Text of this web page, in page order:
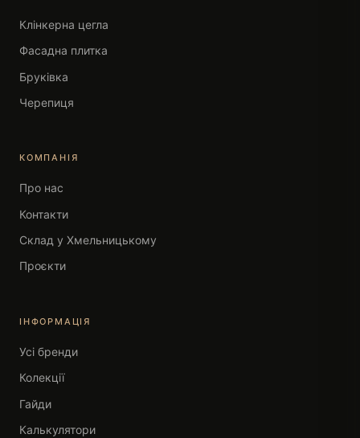
Клінкерна цегла
Фасадна плитка
Бруківка
Черепиця
КОМПАНІЯ
Про нас
Контакти
Склад у Хмельницькому
Проєкти
ІНФОРМАЦІЯ
Усі бренди
Колекції
Гайди
Калькулятори